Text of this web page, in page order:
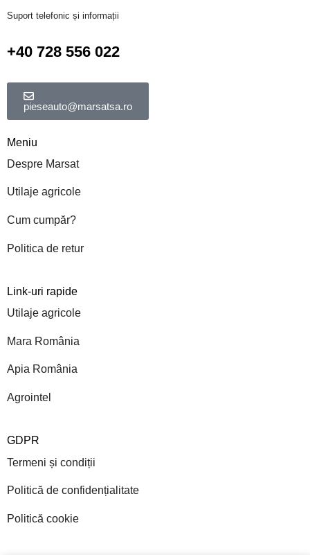
Suport telefonic și informații
+40 728 556 022
pieseauto@marsatsa.ro
Meniu
Despre Marsat
Utilaje agricole
Cum cumpăr?
Politica de retur
Link-uri rapide
Utilaje agricole
Mara România
Apia România
Agrointel
GDPR
Termeni și condiții
Politică de confidențialitate
Politică cookie